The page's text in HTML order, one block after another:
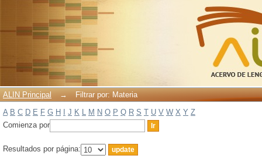
ALIN Principal →
Filtrar por: Materia
A B C D E F G H J K L M N O P Q R S T U V W X Y Z
Comienza por
Resultados por página: